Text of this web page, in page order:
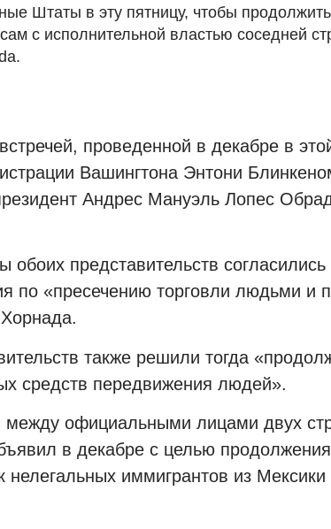
Штаты в эту пятницу, чтобы
с исполнительной властью соседней
проведенной в декабре в
Вашингтона Энтони
Андрес Мануэль Лопес
обоих представительств согласились
по «пресечению торговли людьми и
также решили тогда
средств передвижения людей».
официальными лицами двух
в декабре с целью
нелегальных иммигрантов из Мексики